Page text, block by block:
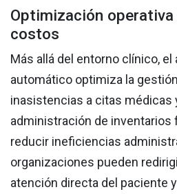
Optimización
costos
Más allá del entorno clínico, el
automático optimiza la
inasistencias a citas médicas
administración de inventarios
reducir ineficiencias
organizaciones pueden
atención directa del paciente